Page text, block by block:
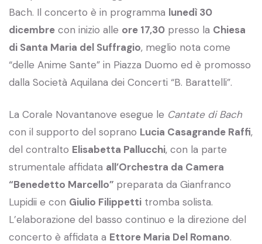
Bach. Il concerto è in programma lunedì 30
dicembre con inizio alle ore 17,30 presso la Chiesa
di Santa Maria del Suffragio, meglio nota come
“delle Anime Sante” in Piazza Duomo ed è promosso
dalla Società Aquilana dei Concerti “B. Barattelli”.
La Corale Novantanove esegue le Cantate di Bach
con il supporto del soprano Lucia Casagrande Raffi,
del contralto Elisabetta Pallucchi, con la parte
strumentale affidata all’Orchestra da Camera
“Benedetto Marcello” preparata da Gianfranco
Lupidii e con Giulio Filippetti tromba solista.
L’elaborazione del basso continuo e la direzione del
concerto è affidata a Ettore Maria Del Romano.